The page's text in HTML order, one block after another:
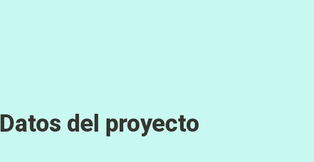
Datos del proyecto